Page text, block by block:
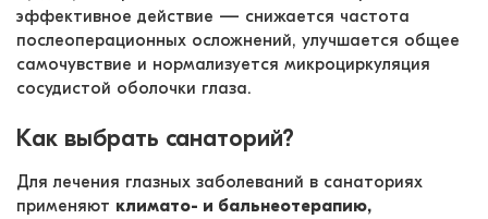
эффективное действие — снижается частота
послеоперационных осложнений, улучшается общее
самочувствие и нормализуется микроциркуляция
сосудистой оболочки глаза.
Как выбрать санаторий?
Для лечения глазных заболеваний в санаториях
применяют климато- и бальнеотерапию,